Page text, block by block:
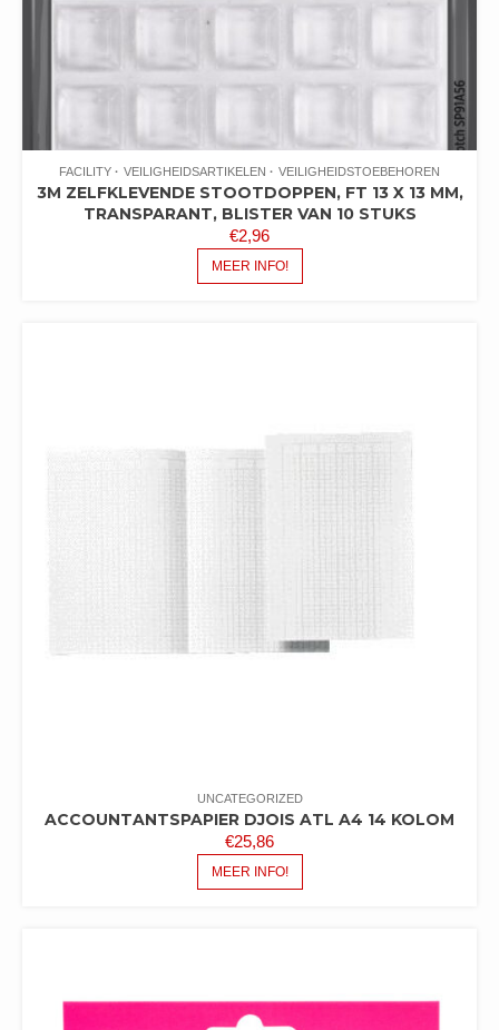
FACILITY VEILIGHEIDSARTIKELEN VEILIGHEIDSTOEBEHOREN
3M ZELFKLEVENDE STOOTDOPPEN, FT 13 X 13 MM,
TRANSPARANT, BLISTER VAN 10 STUKS
€2,96
MEER INFO!
UNCATEGORIZED
ACCOUNTANTSPAPIER DJOIS ATL A4 14 KOLOM
€25,86
MEER INFO!